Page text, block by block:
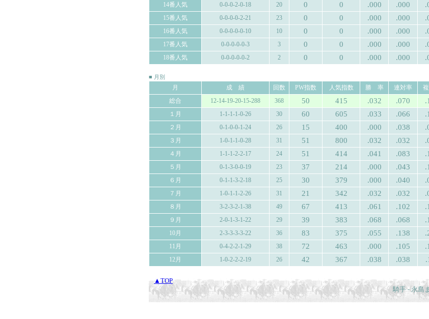
14番人気 0-0-0-2-0-18 20 0 0 .000 .000
15番人気 0-0-0-0-2-21 23 0 0 .000 .000
16番人気 0-0-0-0-0-10 10 0 0 .000 .000
17番人気 0-0-0-0-0-3 3 0 0 .000 .000
18番人気 0-0-0-0-0-2 2 0 0 .000 .000
■ 月別
月 成 績 回数 PW指数 人気指数 勝 率 連対率
総合
12-14-19-20-15-288 368 50 415 .032 .070
１月 1-1-1-1-0-26 30 60 605 .033 .066
２月 0-1-0-0-1-24 26 15 400 .000 .038
３月 1-0-1-1-0-28 31 51 800 .032 .032
４月 1-1-1-2-2-17 24 51 414 .041 .083
５月 0-1-3-0-0-19 23 37 214 .000 .043
６月 0-1-1-3-2-18 25 30 379 .000 .040
７月 1-0-1-1-2-26 31 21 342 .032 .032
８月 3-2-3-2-1-38 49 67 413 .061 .102
９月 2-0-1-3-1-22 29 39 383 .068 .068
10月 2-3-3-3-3-22 36 83 375 .055 .138
11月 0-4-2-2-1-29 38 72 463 .000 .105
12月 1-0-2-2-2-19 26 42 367 .038 .038
▲TOP
騎手 - 永島